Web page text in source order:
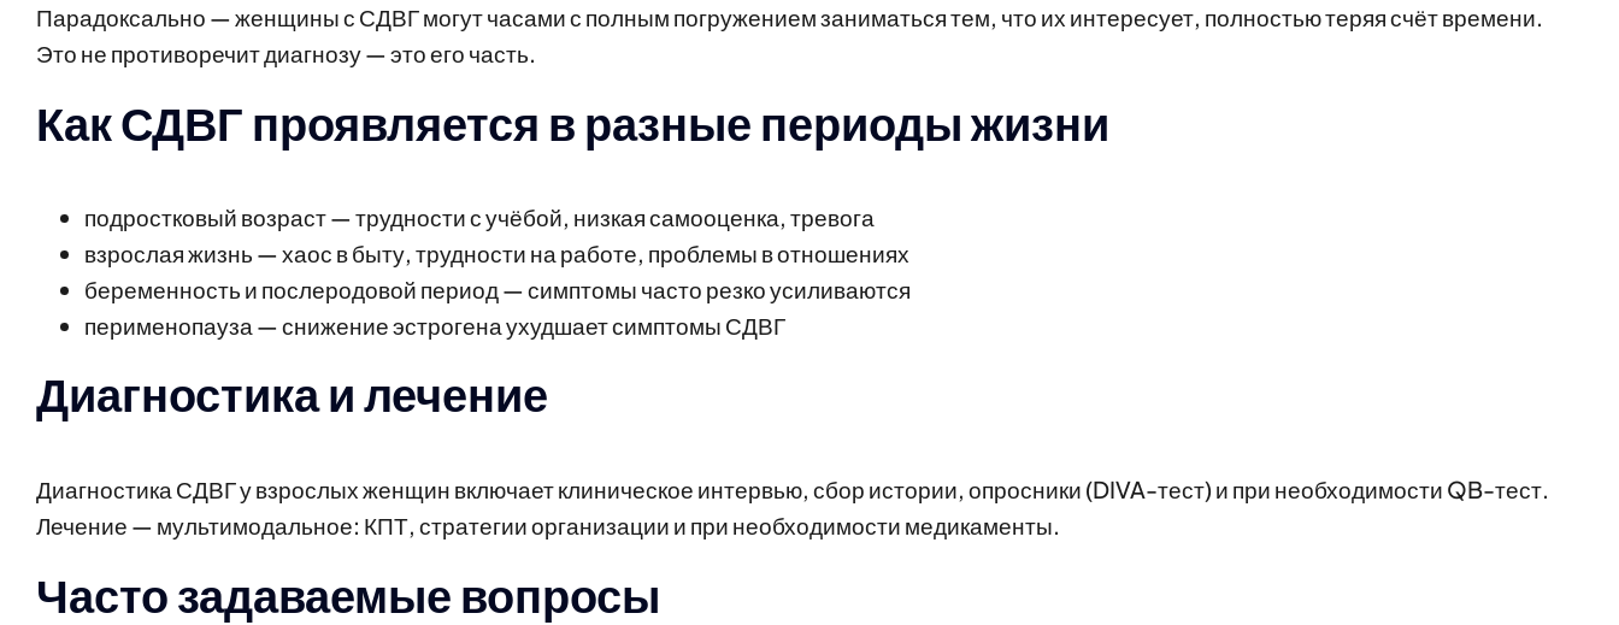
Парадоксально — женщины с СДВГ могут часами с полным погружением заниматься тем, что их интересует, полностью теряя счёт времени.
Это не противоречит диагнозу — это его часть.
Как СДВГ проявляется в разные периоды жизни
подростковый возраст — трудности с учёбой, низкая самооценка, тревога
взрослая жизнь — хаос в быту, трудности на работе, проблемы в отношениях
беременность и послеродовой период — симптомы часто резко усиливаются
перименопауза — снижение эстрогена ухудшает симптомы СДВГ
Диагностика и лечение
Диагностика СДВГ у взрослых женщин включает клиническое интервью, сбор истории, опросники (DIVA-тест) и при необходимости QB-тест.
Лечение — мультимодальное: КПТ, стратегии организации и при необходимости медикаменты.
Часто задаваемые вопросы